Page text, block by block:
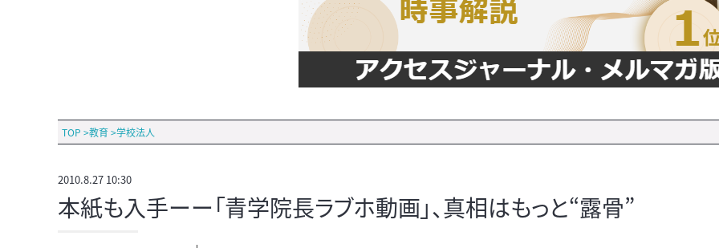
TOP >教育>学校法人
2010.8.27 10:30
本紙も入手ーー「青学院長ラブホ動画」、真相はもっと“露骨”